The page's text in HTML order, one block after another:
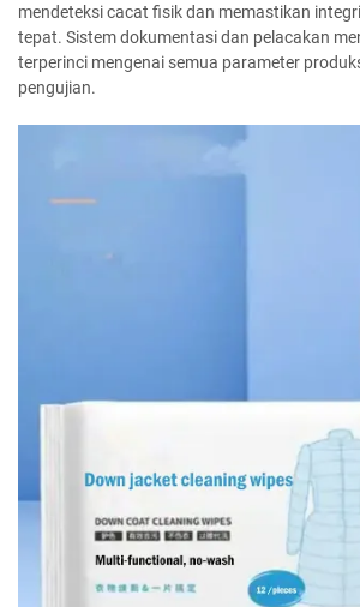
mendeteksi cacat fisik dan memastikan
tepat. Sistem dokumentasi dan pelacakan
terperinci mengenai semua parameter
pengujian.